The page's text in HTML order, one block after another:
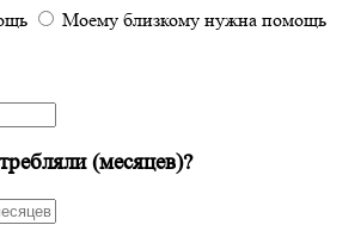
Моему близкому нужна помощь
(месяцев)?